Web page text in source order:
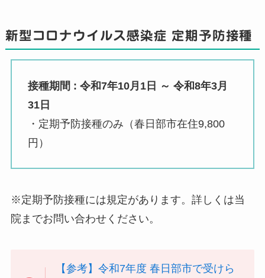
新型コロナウイルス感染症 定期予防接種
接種期間 : 令和7年10月1日 ～ 令和8年3月
31日
・定期予防接種のみ（春日部市在住9,800
円）
※定期予防接種には規定があります。詳しくは当
院までお問い合わせください。
【参考】令和7年度 春日部市で受けら